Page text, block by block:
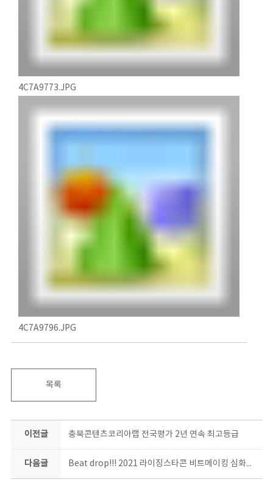
4C7A9773.JPG
4C7A9796.JPG
목록
이전글 충북콘텐츠코리아랩 전국평가 2년 연속 최고등급
다음글 Beat drop!!! 2021 라이징스타콘 비트메이킹 심화과정 수강 종료~!